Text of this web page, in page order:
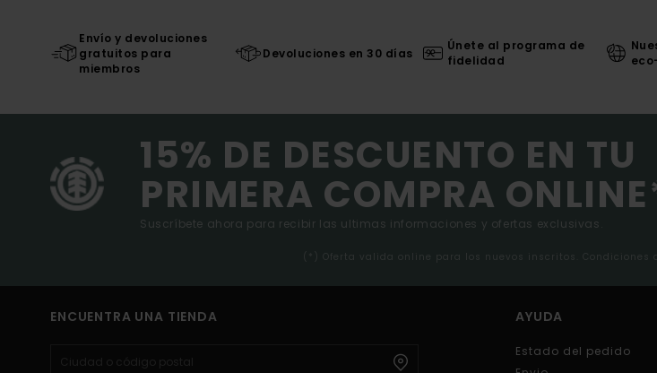
Envío y devoluciones
gratuitos para
miembros
Devoluciones en 30 días
Únete al programa de
fidelidad
15% DE DESCUENTO EN TU
PRIMERA COMPRA
Suscríbete ahora para recibir las ultimas informaciones y ofertas exclusivas.
(*) Oferta valida online para los nuevos inscritos.
ENCUENTRA UNA TIENDA AYUDA
Estado del pedido